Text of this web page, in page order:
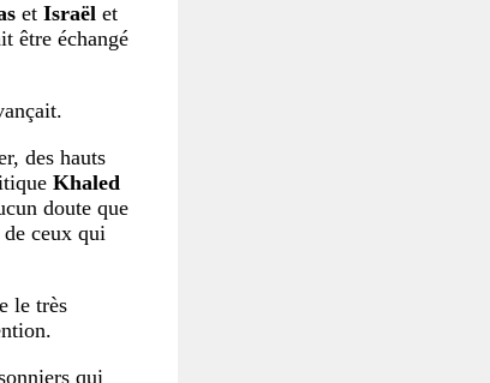
et Israël et
être échangé
des hauts
Khaled
doute que
ceux qui
le très
qui